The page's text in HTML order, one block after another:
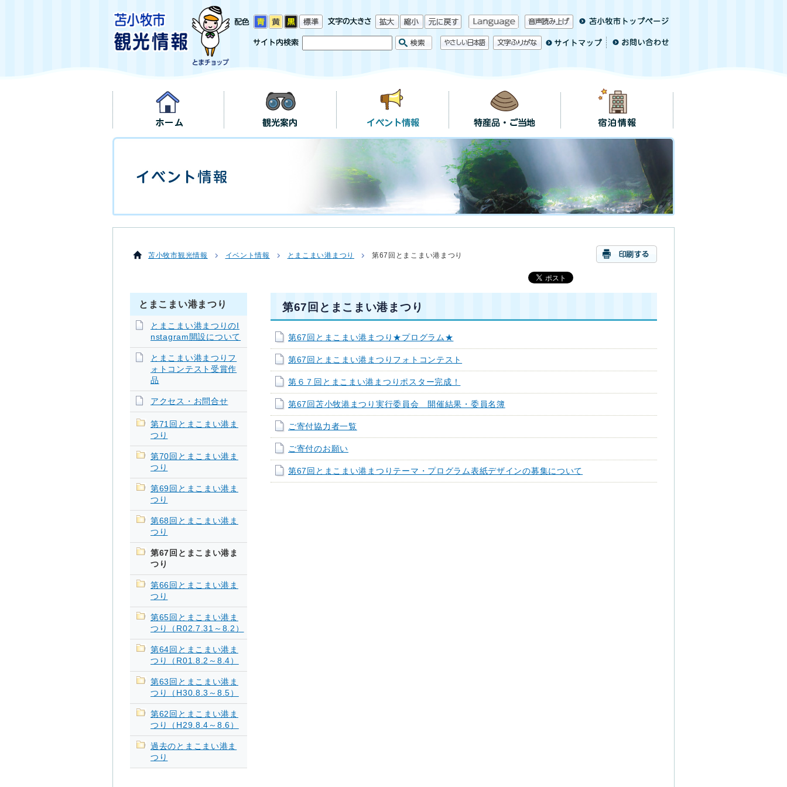
苫小牧市観光情報 イベント情報 とまこまい港まつり 第67回とまこまい港まつり
第67回とまこまい港まつり
第67回とまこまい港まつり★プログラム★
第67回とまこまい港まつりフォトコンテスト
第６７回とまこまい港まつりポスター完成！
第67回苫小牧港まつり実行委員会 開催結果・委員名簿
ご寄付協力者一覧
ご寄付のお願い
第67回とまこまい港まつりテーマ・プログラム表紙デザインの募集について
とまこまい港まつり
とまこまい港まつりのI
nstagram開設について
とまこまい港まつりフ
ォトコンテスト受賞作
品
アクセス・お問合せ
第71回とまこまい港ま
つり
第70回とまこまい港ま
つり
第69回とまこまい港ま
つり
第68回とまこまい港ま
つり
第67回とまこまい港ま
つり
第66回とまこまい港ま
つり
第65回とまこまい港ま
つり（R02.7.31～8.2）
第64回とまこまい港ま
つり（R01.8.2～8.4）
第63回とまこまい港ま
つり（H30.8.3～8.5）
第62回とまこまい港ま
つり（H29.8.4～8.6）
過去のとまこまい港ま
つり